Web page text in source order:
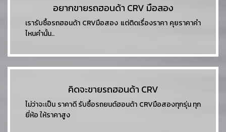
อยากขายรถฮอนด้า CRV มือสอง
เรารับซื้อรถฮอนด้า CRVมือสอง แต่ติดเรื่องราคา คุยราคาคำ
ไหนคำนั้น..
คิดจะขายรถฮอนด้า CRV
ไม่ว่าจะเป็น ราคาดี รับซื้อรถยนต์ฮอนด้า CRVมือสองทุกรุ่น ทุก
ยี่ห้อ ให้ราคาสูง